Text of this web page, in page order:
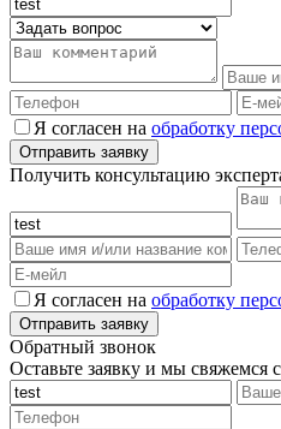
Я согласен на обработку
Получить консультацию
Я согласен на обработку
Обратный звонок
Оставьте заявку и мы свяжемся